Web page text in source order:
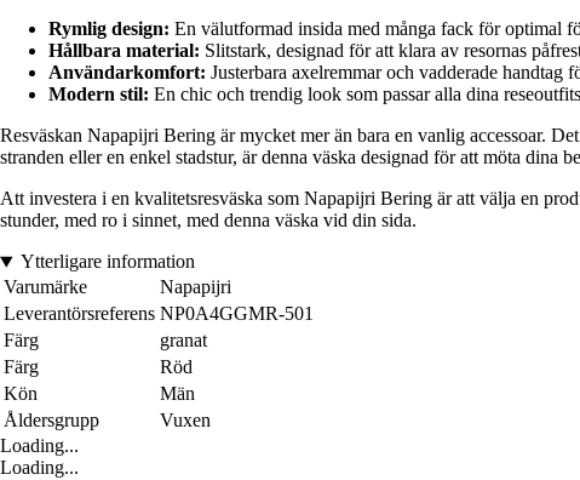
Rymlig design: En välutformad insida med många fack för optimal
Hållbara material: Slitstark, designad för att klara av resornas
Användarkomfort: Justerbara axelremmar och vadderade handtag
Modern stil: En chic och trendig look som passar alla dina
Resväskan Napapijri Bering är mycket mer än bara en vanlig accessoar.
stranden eller en enkel stadstur, är denna väska designad för att möta
Att investera i en kvalitetsresväska som Napapijri Bering är att välja en
stunder, med ro i sinnet, med denna väska vid din sida.
Ytterligare information
Varumärke
Napapijri
Leverantörsreferens NP0A4GGMR-501
Färg
granat
Färg
Röd
Kön
Män
Åldersgrupp
Vuxen
Loading...
Loading...